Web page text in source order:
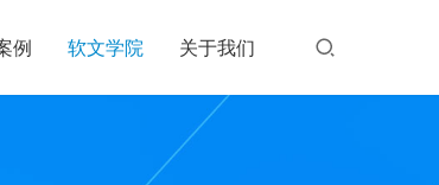
例 软文学院 关于我们